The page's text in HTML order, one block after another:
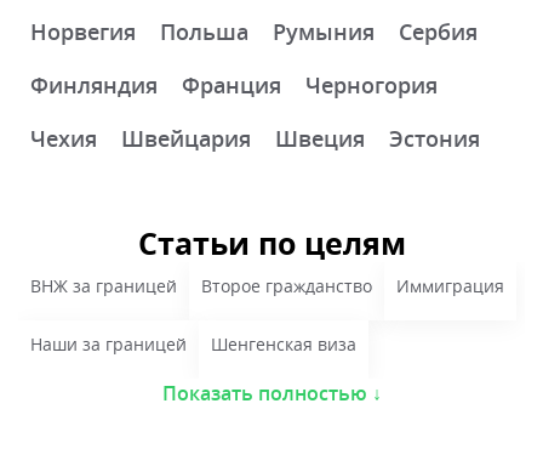
Эксперты блога «Мигранту